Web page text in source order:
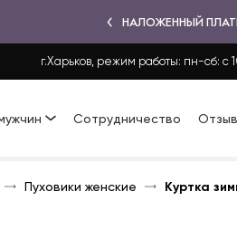
НАЛОЖЕННЫЙ
г.Харьков, режим работы: пн-сб: с
Сотрудничество
Пуховики женские Куртка